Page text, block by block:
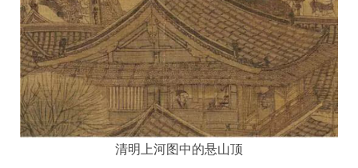
清明上河图中的悬山顶